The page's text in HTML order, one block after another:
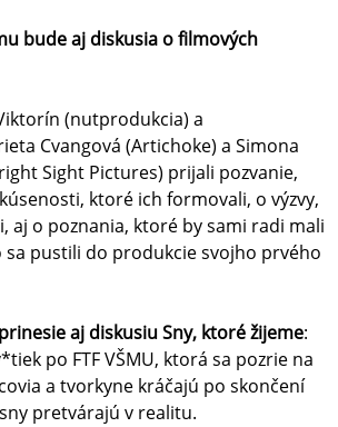
bude aj diskusia o filmových
(nutprodukcia) a
Cvangová (Artichoke) a Simona
Sight Pictures) prijali pozvanie,
ktoré ich formovali, o výzvy,
aj o poznania, ktoré by sami radi mali
sa pustili do produkcie svojho prvého
aj diskusiu Sny, ktoré žijeme:
po FTF VŠMU, ktorá sa pozrie na
a tvorkyne kráčajú po skončení
pretvárajú v realitu.